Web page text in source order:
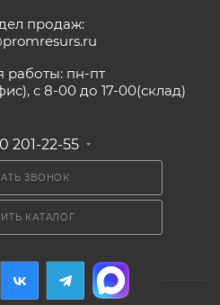
продаж:
работы: пн-пт
с 8-00 до 17-00(склад)
201-22-55
ЗВОНОК
КАТАЛОГ